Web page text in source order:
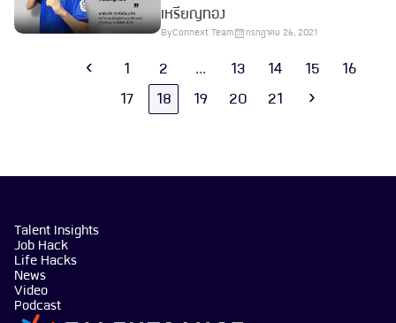
เหรียญทอง
ByConnext Team กรกฎาคม 26, 2021
‹ 1 2 ... 13 14 15
16
17
18 19 20 21 ›
Talent Insights
Job Hack
Life Hacks
News
Video
Podcast